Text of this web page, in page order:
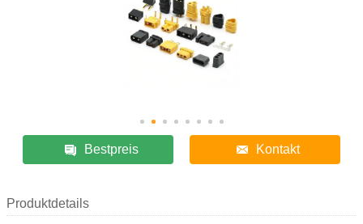
Bestpreis Kontakt
Produktdetails